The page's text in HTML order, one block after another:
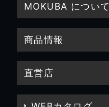
MOKUBA について
商品情報
直営店